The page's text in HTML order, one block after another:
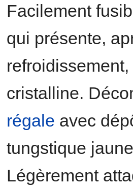
Facilement
qui présente,
cristalline.
régale avec
tungstique
Légèrement